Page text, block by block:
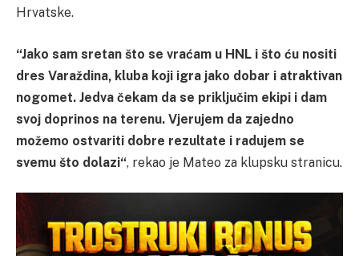
Hrvatske.
“Jako sam sretan što se vraćam u HNL i što ću nositi
dres Varaždina, kluba koji igra jako dobar i atraktivan
nogomet. Jedva čekam da se priključim ekipi i dam
svoj doprinos na terenu. Vjerujem da zajedno
možemo ostvariti dobre rezultate i radujem se
svemu što dolazi“, rekao je Mateo za klupsku stranicu.